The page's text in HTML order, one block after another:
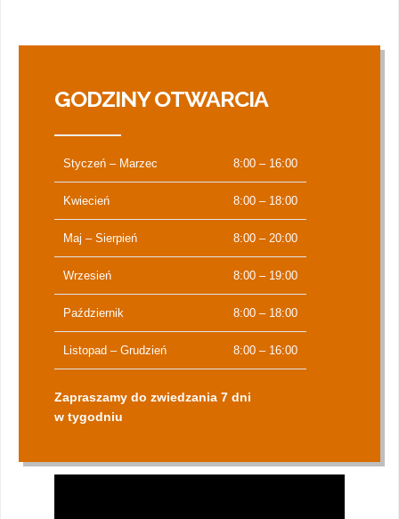
GODZINY OTWARCIA
Styczeń – Marzec 8:00 – 16:00
Kwiecień 8:00 – 18:00
Maj – Sierpień 8:00 – 20:00
Wrzesień 8:00 – 19:00
Październik 8:00 – 18:00
Listopad – Grudzień 8:00 – 16:00
Zapraszamy do zwiedzania 7 dni
w tygodniu